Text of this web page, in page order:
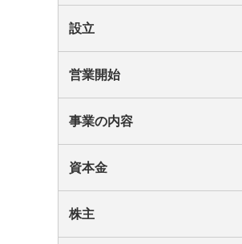
設立
営業開始
事業の内容
資本金
株主